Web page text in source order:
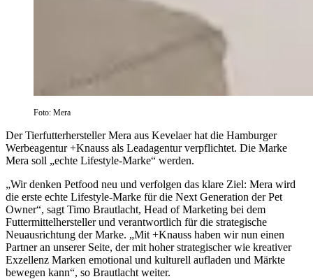
Foto: Mera
Der Tierfutterhersteller Mera aus Kevelaer hat die Hamburger
Werbeagentur +Knauss als Leadagentur verpflichtet. Die Marke
Mera soll „echte Lifestyle-Marke“ werden.
„Wir denken Petfood neu und verfolgen das klare Ziel: Mera wird
die erste echte Lifestyle-Marke für die Next Generation der Pet
Owner“, sagt Timo Brautlacht, Head of Marketing bei dem
Futtermittelhersteller und verantwortlich für die strategische
Neuausrichtung der Marke. „Mit +Knauss haben wir nun einen
Partner an unserer Seite, der mit hoher strategischer wie kreativer
Exzellenz Marken emotional und kulturell aufladen und Märkte
bewegen kann“, so Brautlacht weiter.